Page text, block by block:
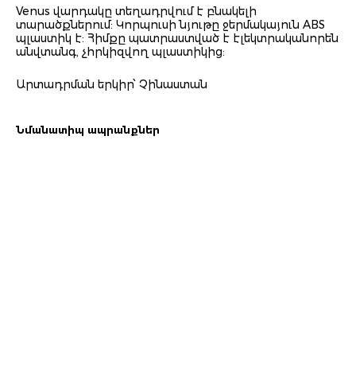
Venus վարդակը տեղադրվում է բնակելի
տարածքներում: Կորպուսի նյութը ջերմակայուն ABS
պլաստիկ է: Հիմքը պատրաստված է էլեկտրականորեն
անվտանգ, չհրկիզվող պլաստիկից:
Արտադրման երկիր՝ Չինաստան
Նմանատիպ ապրանքներ